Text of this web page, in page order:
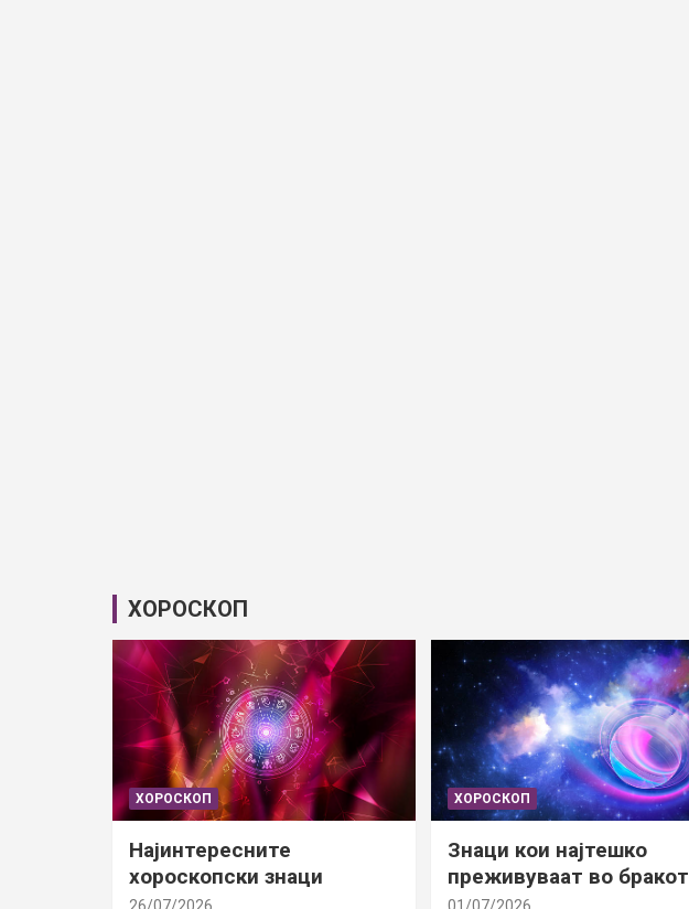
ХОРОСКОП
ХОРОСКОП
Најинтересните
хороскопски знаци
ХОРОСКОП
Знаци кои најтешко
преживуваат во бракот